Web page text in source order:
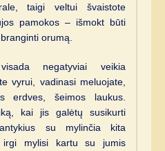
taigi veltui švaistote
pamokos – išmokt būti
orumą.
negatyviai veikia
vyrui, vadinasi meluojate,
erdves, šeimos laukus.
kai jis galėtų susikurti
su mylinčia kita
irgi mylisi kartu su jumis